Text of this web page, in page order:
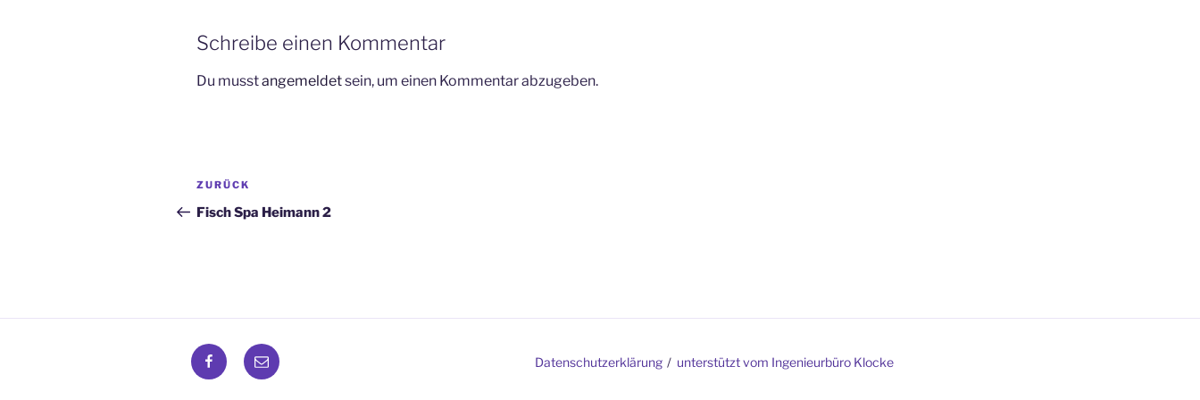
Schreibe einen Kommentar
Du musstangemeldetsein, um einen Kommentar abzugeben.
Beitragsnavigation
Vorheriger
Beitrag
ZURÜCK
Fisch Spa Heimann 2
FacebookEmail Datenschutzerklärung unterstützt vom Ingenieurbüro Klocke